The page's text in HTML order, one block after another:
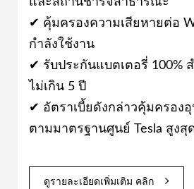
✔ คุ้มครองความเสียหายต่อ
กำลังใช้งาน
✔ รับประกันแบตเตอรี่ 100%
ไม่เกิน 5 ปี
✔ อัตราเบี้ยดังกล่าวคุ้มครอง
ตามมาตรฐานศูนย์ Tesla สูงสุ
ดูรายละเอียดเพิ่มเติม คลิก